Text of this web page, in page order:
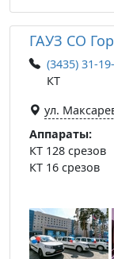
ГАУЗ СО
(3435) 31-
КТ
ул.
Аппараты:
КТ 128 срезов
КТ 16 срезов